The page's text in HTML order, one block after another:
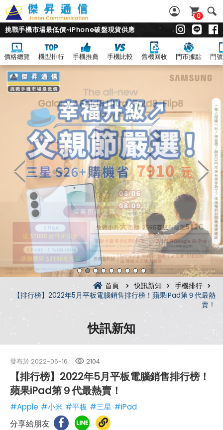
0
挑戰手機市場最低價~iPhone破盤現貨供應
價格總覽 機型排行 手機推薦 手機比較 舊機回收 門市據點 門
首頁 快訊新知
手機排行
【排行榜】2022年5月平板電腦銷售排行榜！蘋果iPad第９代最熱
賣！
快訊新知
發布於 2022-06-16 2104
【排行榜】2022年5月平板電腦銷售排行榜！
蘋果iPad第９代最熱賣！
#Apple #小米 #平板 #三星 #iPad
分享給朋友